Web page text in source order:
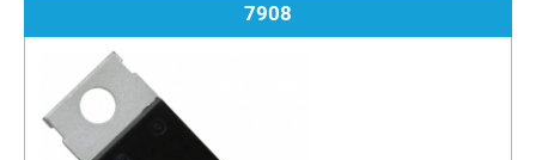
7908